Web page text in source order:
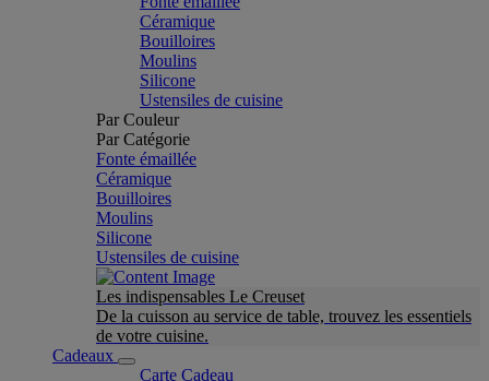
Céramique
Bouilloires
Moulins
Silicone
Ustensiles de cuisine
Par Couleur
Par Catégorie
Fonte émaillée
Céramique
Bouilloires
Moulins
Silicone
Ustensiles de cuisine
Les indispensables Le Creuset
De la cuisson au service de table, trouvez les essentiels
de votre cuisine.
Cadeaux
Carte Cadeau